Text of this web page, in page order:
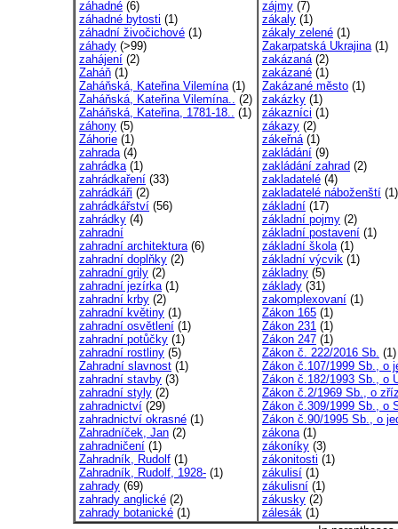
záhadné (6)
záhadné bytosti (1)
záhadní živočichové (1)
záhady (>99)
zahájení (2)
Zaháň (1)
Zaháňská, Kateřina Vilemína(1)
Zaháňská, Kateřina Vilemína.. (2)
Zaháňská, Kateřina, 1781-18.. (1)
záhony (5)
Záhorie (1)
zahrada(4)
zahrádka(1)
zahrádkaření (33)
zahrádkáři (2)
zahrádkářství (56)
zahrádky (4)
zahradní
zahradní architektura(6)
zahradní doplňky (2)
zahradní grily (2)
zahradní jezírka(1)
zahradní krby (2)
zahradní květiny (1)
zahradní osvětlení (1)
zahradní potůčky (1)
zahradní rostliny (5)
Zahradní slavnost (1)
zahradní stavby (3)
zahradní styly (2)
zahradnictví (29)
zahradnictví okrasné (1)
Zahradníček, Jan (2)
zahradničení (1)
Zahradník, Rudolf (1)
Zahradník, Rudolf, 1928- (1)
zahrady (69)
zahrady anglické (2)
zahrady botanické (1)
zájmy (7)
zákaly (1)
zákaly zelené (1)
Zakarpatská Ukrajina(1)
zakázaná(2)
zakázané (1)
Zakázané město (1)
zakázky (1)
zákazníci (1)
zákazy (2)
zákeřná(1)
zakládání (9)
zakládání zahrad (2)
zakladatelé (4)
zakladatelé náboženští (1)
základní (17)
základní pojmy (2)
základní postavení (1)
základní škola(1)
základní výcvik (1)
základny (5)
základy (31)
zakomplexovaní (1)
Zákon 165 (1)
Zákon 231 (1)
Zákon 247 (1)
Zákon č. 222/2016 Sb. (1)
Zákon č.107/1999 Sb., o
Zákon č.182/1993 Sb., o
Zákon č.2/1969 Sb., o
Zákon č.309/1999 Sb., o
Zákon č.90/1995 Sb., o
zákona(1)
zákoníky (3)
zákonitosti (1)
zákulisí (1)
zákulisní (1)
zákusky (2)
zálesák (1)